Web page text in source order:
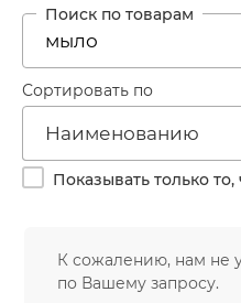
Набор косметики
Пилинг
Пудра
Шампунь
Увлажнение
стимуляции
кожного иммунитета,
защиты от повреждений,
липидного барьера,
уменьшения глубины
пигментации.
Линия обеспечивает
за сухой кожей, в том
Стимуляция
Уменьшение
Сортировать по
Наименованию
Показывать только
К сожалению, нам не
по Вашему запросу.